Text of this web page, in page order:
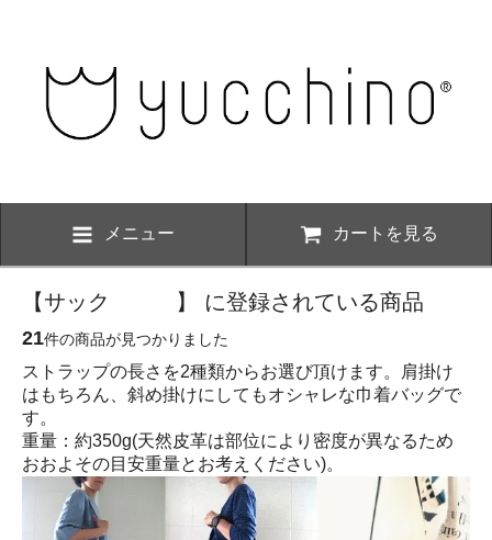
メニュー カートを見る
【サック 】 に登録されている商品
21件の商品が見つかりました
ストラップの長さを2種類からお選び頂けます。肩掛け
はもちろん、斜め掛けにしてもオシャレな巾着バッグで
す。
重量：約350g(天然皮革は部位により密度が異なるため
おおよその目安重量とお考えください)。